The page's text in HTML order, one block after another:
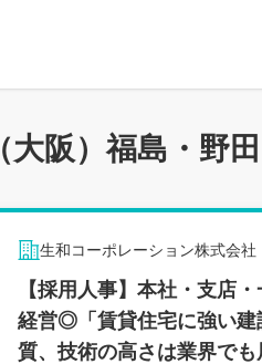
（大阪）福島・野
生和コーポレーション株式会社
【採用人事】本社・支店
経営◎「賃貸住宅に強い建
質、技術の高さは業界で